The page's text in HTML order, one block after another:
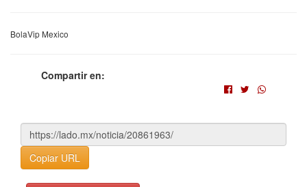
BolaVip Mexico
Compartir en:
Copiar URL